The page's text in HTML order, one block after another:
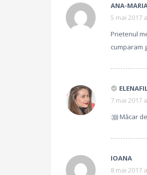
ANA-
5 mai 2017
Prietenul
cumparam
7 mai 2017
:)))) Măcar
IOANA
8 mai 2017